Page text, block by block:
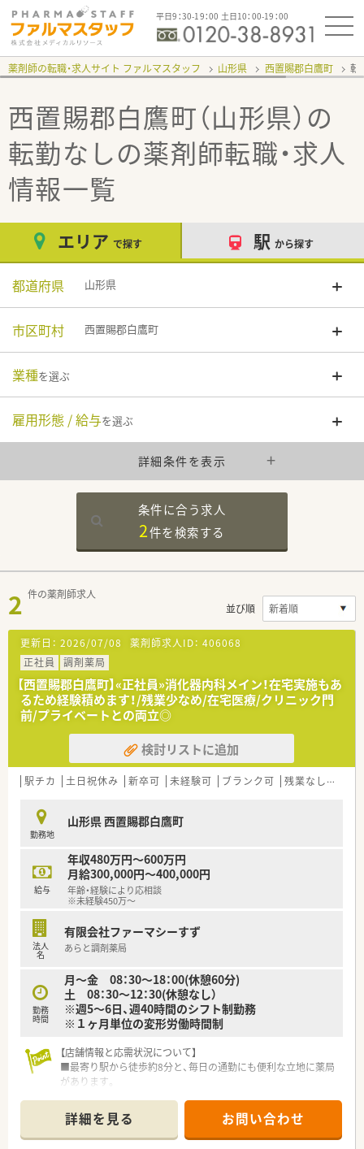
平日9：30-19：00 土日10：00-19：00
薬剤師の転職・求人サイト ファルマスタッフ 山形県 西置賜郡白鷹町 転
西置賜郡白鷹町（山形県）の
転勤なしの薬剤師転職・求人
情報一覧
エリア で探す 駅 から探す
都道府県 山形県
市区町村 西置賜郡白鷹町
業種を選ぶ
雇用形態 / 給与を選ぶ
詳細条件を表示
条件に合う求人
2件を検索する
2 件の薬剤師求人
並び順
更新日： 2026/07/08 薬剤師求人ID： 406068
正社員
調剤薬局
【西置賜郡白鷹町】«正社員»消化器内科メイン！在宅実施もあ
るため経験積めます！/残業少なめ/在宅医療/クリニック門
前/プライベートとの両立◎
検討リストに追加
駅チカ 土日祝休み 新卒可 未経験可 ブランク可 残業なし(ほぼなし含む)
勤務地
山形県 西置賜郡白鷹町
給与
年収480万円～600万円
月給300,000円～400,000円
年齢・経験により応相談
※未経験450万～
法人
名
有限会社ファーマシーすず
あらと調剤薬局
勤務
時間
月～金 08：30～18：00(休憩60分)
土 08：30～12：30(休憩なし）
※週5～6日、週40時間のシフト制勤務
※１ヶ月単位の変形労働時間制
【店舗情報と応需状況について】
■最寄り駅から徒歩約8分と、毎日の通勤にも便利な立地に薬局
があります。
扱います。
■薬剤師2名と事務員3名の体制で、協力しながら業務に取り組
んでいます。
詳細を見る お問い合わせ